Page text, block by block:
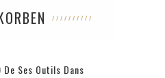
Ses Outils Dans